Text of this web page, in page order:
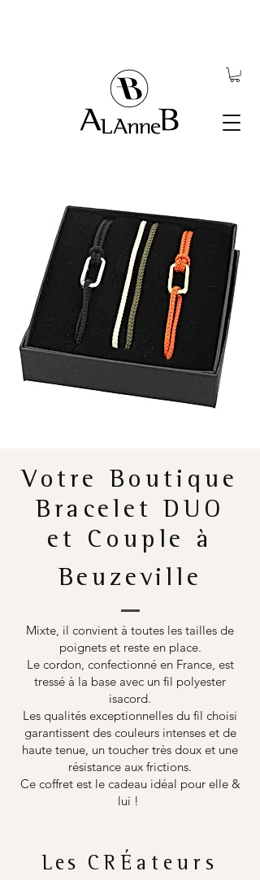
Votre Boutique
Bracelet DUO
et Couple à
Beuzeville
Mixte, il convient à toutes les tailles de
poignets et reste en place.
Le cordon, confectionné en France, est
tressé à la base avec un fil polyester
isacord.
Les qualités exceptionnelles du fil choisi
garantissent des couleurs intenses et de
haute tenue, un toucher très doux et une
résistance aux frictions.
Ce coffret est le cadeau idéal pour elle &
lui !
Les CRÉateurs